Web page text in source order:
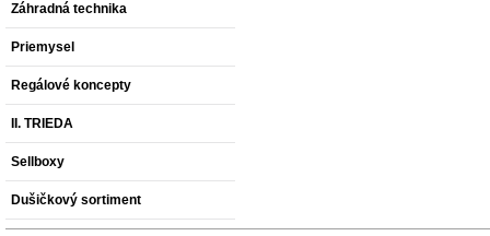
Záhradná technika
Priemysel
Regálové koncepty
II. TRIEDA
Sellboxy
Dušičkový sortiment